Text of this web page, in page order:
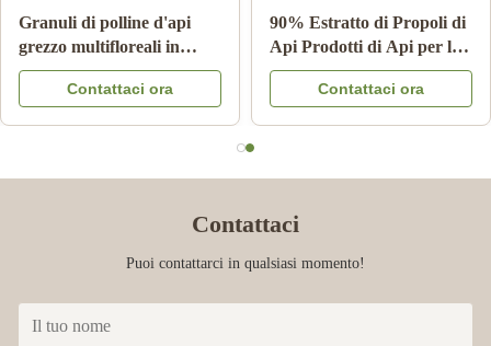
Granuli di polline d'api
grezzo multifloreali in
cartone da 25 kg -
Integratore alimentare
Contattaci ora
90% Estratto di Propoli di
Api Prodotti di Api per la
Cura della Salute da Bee
Contattaci ora
Contattaci
Puoi contattarci in qualsiasi momento!